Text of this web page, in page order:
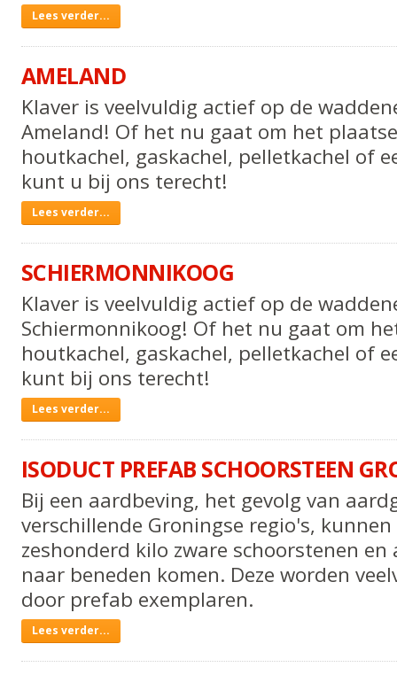
Schoorsteen
in
Friesland
-
Lees verder...
AMELAND
Klaver is veelvuldig actief op de
Ameland! Of het nu gaat om het
houtkachel, gaskachel, pelletkachel of
kunt u bij ons terecht!
Ameland
Lees verder...
SCHIERMONNIKOOG
Klaver is veelvuldig actief op de
Schiermonnikoog! Of het nu gaat om
houtkachel, gaskachel, pelletkachel of
kunt bij ons terecht!
Schiermonnikoog
Lees verder...
ISODUCT PREFAB SCHOORSTEEN
Bij een aardbeving, het gevolg van
verschillende Groningse regio's,
zeshonderd kilo zware schoorstenen en
naar beneden komen. Deze worden
door prefab exemplaren.
Isoduct
Lees verder...